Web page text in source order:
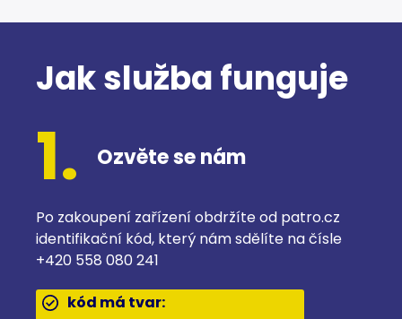
Jak služba funguje
1. Ozvěte se nám
Po zakoupení zařízení obdržíte od patro.cz
identifikační kód, který nám sdělíte na čísle
+420 558 080 241
kód má tvar: